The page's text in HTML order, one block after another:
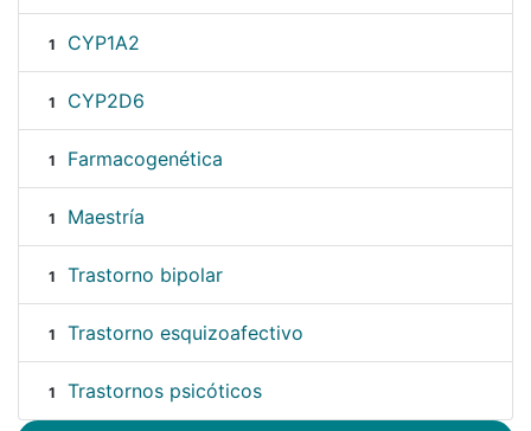
1 CYP1A2
1 CYP2D6
1 Farmacogenética
1 Maestría
1 Trastorno bipolar
1 Trastorno esquizoafectivo
1 Trastornos psicóticos